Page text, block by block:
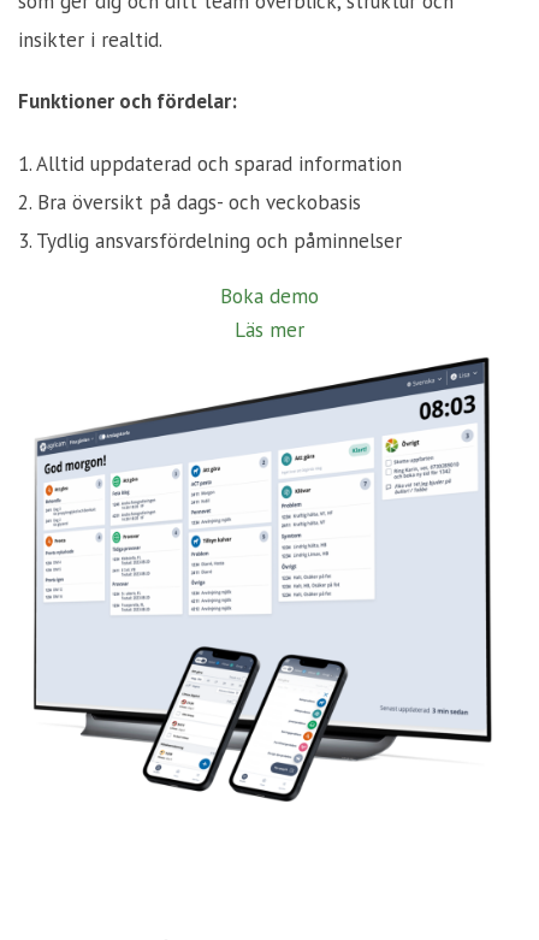
insikter i realtid.
Funktioner och fördelar:
1. Alltid uppdaterad och sparad information
2. Bra översikt på dags- och veckobasis
3. Tydlig ansvarsfördelning och påminnelser
Boka demo
Läs mer